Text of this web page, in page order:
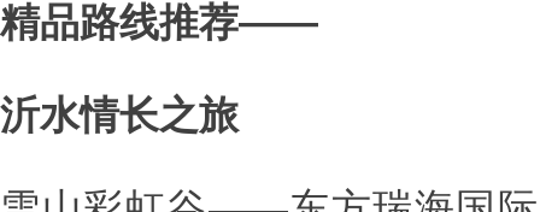
精品路线推荐——
沂水情长之旅